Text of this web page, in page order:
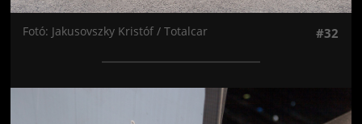
Fotó: Jakusovszky Kristóf / Totalcar #32
Jön még kép!